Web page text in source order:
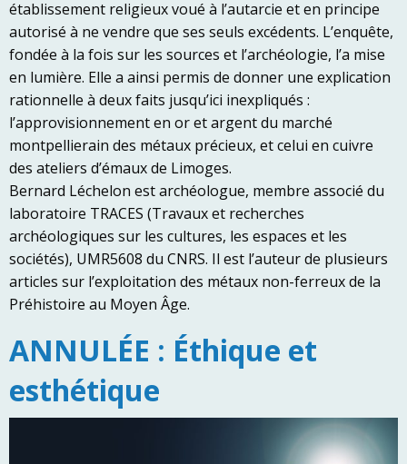
établissement religieux voué à l’autarcie et en principe
autorisé à ne vendre que ses seuls excédents. L’enquête,
fondée à la fois sur les sources et l’archéologie, l’a mise
en lumière. Elle a ainsi permis de donner une explication
rationnelle à deux faits jusqu’ici inexpliqués :
l’approvisionnement en or et argent du marché
montpellierain des métaux précieux, et celui en cuivre
des ateliers d’émaux de Limoges.
Bernard Léchelon est archéologue, membre associé du
laboratoire TRACES (Travaux et recherches
archéologiques sur les cultures, les espaces et les
sociétés), UMR5608 du CNRS. Il est l’auteur de plusieurs
articles sur l’exploitation des métaux non-ferreux de la
Préhistoire au Moyen Âge.
ANNULÉE : Éthique et
esthétique